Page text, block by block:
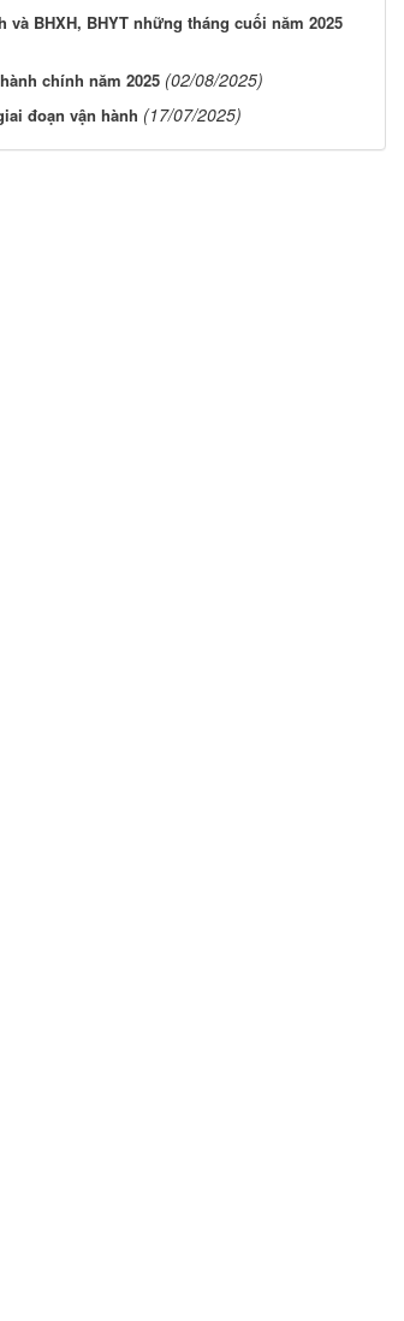
BHXH, BHYT những tháng cuối năm 2025
chính năm 2025 (02/08/2025)
đoạn vận hành (17/07/2025)